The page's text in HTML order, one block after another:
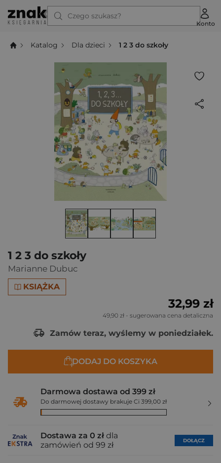
Czego szukasz?
Konto
Katalog Dla dzieci 1 2 3 do szkoły
1 2 3 do szkoły
Marianne Dubuc
KSIĄŻKA
32,99 zł
49,90 zł - sugerowana cena detaliczna
Zamów teraz, wyślemy w poniedziałek.
DODAJ DO KOSZYKA
Darmowa dostawa od 399 zł
Do darmowej dostawy brakuje Ci 399,00 zł
Dostawa za 0 zł dla
zamówień od 99 zł
DOŁĄCZ